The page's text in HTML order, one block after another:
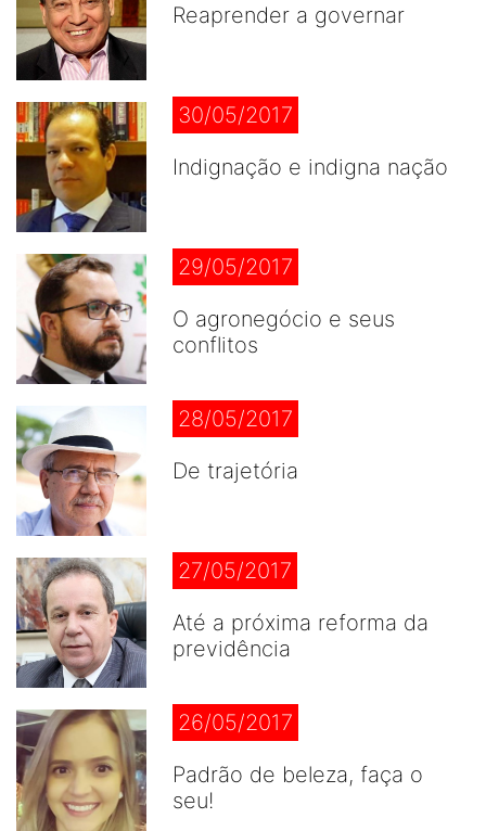
Reaprender a governar
30/05/2017
Indignação e indigna nação
29/05/2017
O agronegócio e seus
conflitos
28/05/2017
De trajetória
27/05/2017
Até a próxima reforma da
previdência
26/05/2017
Padrão de beleza, faça o
seu!